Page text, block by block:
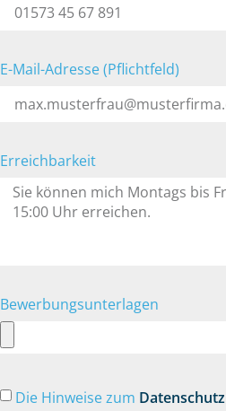
E-Mail-Adresse (Pflichtfeld)
Erreichbarkeit
Bewerbungsunterlagen
Die Hinweise zum Datenschutz